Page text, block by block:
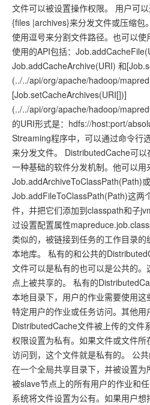
文件可以被设置操作权限。 用户可
{files |archives}来分发文件或压缩包
使用逗号来分割文件路径。也可以使
使用的API包括：
Job.addCacheArchive(URI) 和
(../../api/org/apache/hadoop/
[Job.setCacheArchives(URI[])]
(../../api/org/apache/hadoop/
的URI形式是：hdfs://host:port/
Streaming程序中，可以通过命令行
来分发文件。 DistributedCache可
一种基础的软件分发机制。他可以用
Job.addArchiveToClassPath(Path)或
Job.addFileToClassPath(Path)这两
件，并把它们添加到classpath和子
过设置配置属性
类似的，被链接到任务的工作目录
本地库。 私有的和公共的
文件可以是私有的也可以是公共的
点上被共享的。 私有的
本地目录下，用户的作业需要使用
特定用户的作业或任务访问。其他
DistributedCache文件被上传的文件
权限设置为私有。如果文件或文件
访问到，这个文件就是私有的。 公
在一个全局共享目录下，并被设置
被slave节点上的所有用户的作业和
系统将文件设置为公有。如果用户